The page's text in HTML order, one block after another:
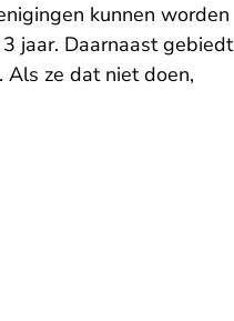
kunnen worden
jaar. Daarnaast gebiedt
Als ze dat niet doen,